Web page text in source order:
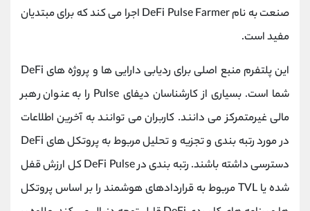
صنعت به نام DeFi Pulse Farmer اجرا می کند که برای مبتدیان
مفید است.
این پلتفرم منبع اصلی برای ردیابی دارایی ها و پروژه های DeFi
شما است. بسیاری از کارشناسان دیفای Pulse را به عنوان رهبر
مالی غیرمتمرکز می دانند. کاربران می توانند به آخرین اطلاعات
در مورد رتبه بندی و تجزیه و تحلیل مربوط به پروتکل های DeFi
دسترسی داشته باشند. رتبه بندی در DeFi Pulse کل ارزش قفل
شده یا TVL مربوط به قراردادهای هوشمند را بر اساس پروتکل